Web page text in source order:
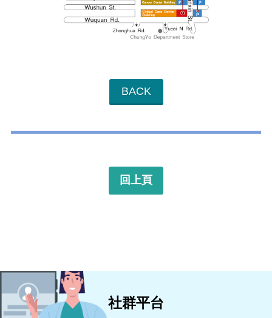
BACK
回上頁
社群平台